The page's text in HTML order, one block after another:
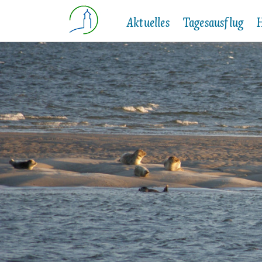
Aktuelles
Veranstaltungen
Wetter & Tide
Webcam
Schiffsabfahrten
Halligmobil
Halligbus Langeneß
Tagesausflug
Langeneß
Oland
für Gruppen
Wattwanderungen